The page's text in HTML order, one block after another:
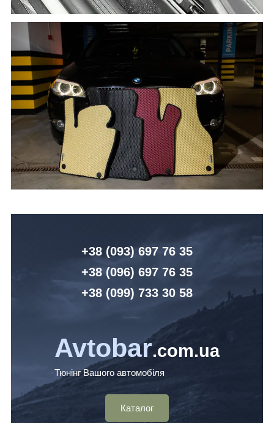
+38 (093) 697 76 35
+38 (096) 697 76 35
+38 (099) 733 30 58
Avtobar.com.ua
Тюнінг Вашого автомобіля
Каталог